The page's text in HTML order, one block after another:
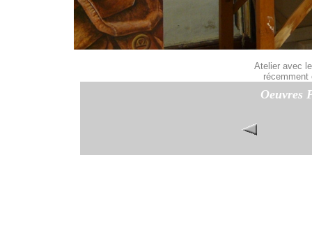
Atelier avec
récemment
Oeuvres